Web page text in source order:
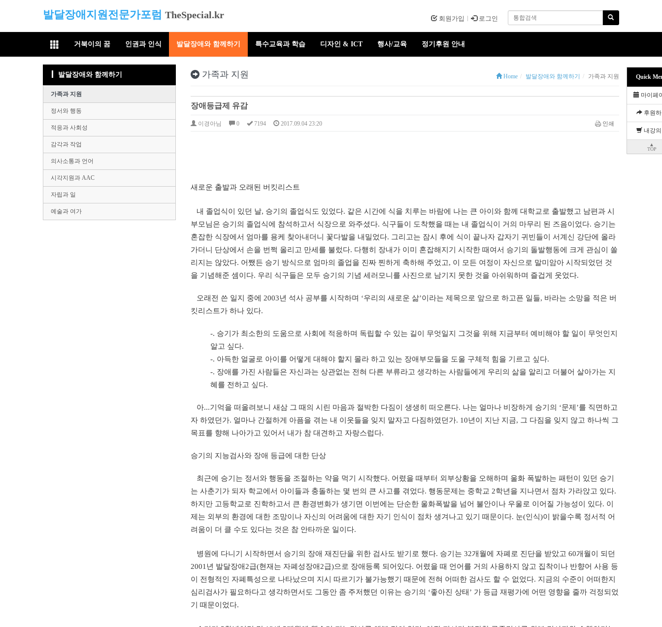
발달장애지원전문가포럼 TheSpecial.kr 회원가입 로그인
거북이의 꿈 인권과 인식 발달장애와 함께하기 특수교육과 학습 디자인 & ICT 행사/교육 정기후원 안내
가족과 지원 Home 발달장애와 함께하기 가족과 지원
장애등급제 유감
이경아님 0 7194 2017.09.04 23:20 인쇄
새로운 출발과 오래된 버킷리스트
내 졸업식이 있던 날, 승기의 졸업식도 있었다. 같은 시간에 식을 치루는 바람에 나는 큰 아이와 함께 대학교로 출발했고 남편과 시
부모님은 승기의 졸업식에 참석하고서 식장으로 와주셨다. 식구들이 도착했을 때는 내 졸업식이 거의 마무리 된 즈음이었다. 승기는
혼잡한 식장에서 엄마를 용케 찾아내더니 꽃다발을 내밀었다. 그리고는 잠시 후에 식이 끝나자 갑자기 귀빈들이 서계신 강단에 올라
가더니 단상에서 손을 번쩍 올리고 만세를 불렀다. 다행히 장내가 이미 혼잡해지기 시작한 때여서 승기의 돌발행동에 크게 관심이 쏠
리지는 않았다. 어쨌든 승기 방식으로 엄마의 졸업을 진짜 찐하게 축하해 주었고, 이 모든 여정이 자신으로 말미암아 시작되었던 것
을 기념해준 셈이다. 우리 식구들은 모두 승기의 기념 세러모니를 사진으로 남기지 못한 것을 아쉬워하며 즐겁게 웃었다.
오래전 쓴 일지 중에 2003년 석사 공부를 시작하며 ‘우리의 새로운 삶’이라는 제목으로 앞으로 하고픈 일들, 바라는 소망을 적은 버
킷리스트가 하나 있다.
-. 승기가 최소한의 도움으로 사회에 적응하며 독립할 수 있는 길이 무엇일지 그것을 위해 지금부터 예비해야 할 일이 무엇인지
알고 싶다.
-. 아득한 얼굴로 아이를 어떻게 대해야 할지 몰라 하고 있는 장애부모들을 도울 구체적 힘을 기르고 싶다.
-. 장애를 가진 사람들은 자신과는 상관없는 전혀 다른 부류라고 생각하는 사람들에게 우리의 삶을 알리고 더불어 살아가는 지
혜를 전하고 싶다.
아...기억을 떠올려보니 새삼 그 때의 시린 마음과 절박한 다짐이 생생히 떠오른다. 나는 얼마나 비장하게 승기의 ‘문제’를 직면하고
자 하였던가. 얼마나 간절하게 아픔을 겪는 내 이웃들을 잊지 말자고 다짐하였던가. 10년이 지난 지금, 그 다짐을 잊지 않고 하나씩 그
목표를 향해 나아가고 있어서 내가 참 대견하고 자랑스럽다.
승기의 지능검사와 장애 등급에 대한 단상
최근에 승기는 정서와 행동을 조절하는 약을 먹기 시작했다. 어렸을 때부터 외부상황을 오해하며 울화 폭발하는 패턴이 있던 승기
는 사춘기가 되자 학교에서 아이들과 충돌하는 몇 번의 큰 사고를 겪었다. 행동문제는 중학교 2학년을 지나면서 점차 가라앉고 있다.
하지만 고등학교로 진학하고서 큰 환경변화가 생기면 이번에는 단순한 울화폭발을 넘어 불안이나 우울로 이어질 가능성이 있다. 이
제는 외부의 환경에 대한 조망이나 자신의 어려움에 대한 자기 인식이 점차 생겨나고 있기 때문이다. 눈(인식)이 밝을수록 정서적 어
려움이 더 클 수도 있다는 것은 참 안타까운 일이다.
병원에 다니기 시작하면서 승기의 장애 재진단을 위한 검사도 받기로 했다. 승기는 32개월에 자폐로 진단을 받았고 60개월이 되던
2001년 발달장애2급(현재는 자폐성장애2급)으로 장애등록 되어있다. 어렸을 때 언어를 거의 사용하지 않고 집착이나 반향어 사용 등
이 전형적인 자폐특성으로 나타났으며 지시 따르기가 불가능했기 때문에 전혀 어떠한 검사도 할 수 없었다. 지금의 수준이 어떠한지
심리검사가 필요하다고 생각하면서도 그동안 좀 주저했던 이유는 승기의 ‘좋아진 상태’ 가 등급 재평가에 어떤 영향을 줄까 걱정되었
기 때문이었다.
발달장애와 함께하기
가족과 지원
정서와 행동
적응과 사회성
감각과 작업
의사소통과 언어
시각지원과 AAC
자립과 일
예술과 여가
Quick
마이페
후원하
내강
▲
TOP